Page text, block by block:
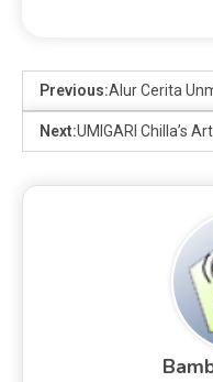
Previous:Alur Cerita
Next:UMIGARI Chilla’s